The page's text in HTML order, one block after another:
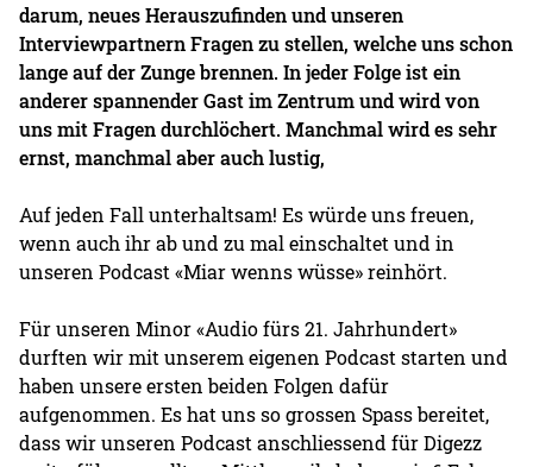
darum, neues Herauszufinden und unseren
Interviewpartnern Fragen zu stellen, welche uns schon
lange auf der Zunge brennen. In jeder Folge ist ein
anderer spannender Gast im Zentrum und wird von
uns mit Fragen durchlöchert. Manchmal wird es sehr
ernst, manchmal aber auch lustig,
Auf jeden Fall unterhaltsam! Es würde uns freuen,
wenn auch ihr ab und zu mal einschaltet und in
unseren Podcast «Miar wenns wüsse» reinhört.
Für unseren Minor «Audio fürs 21. Jahrhundert»
durften wir mit unserem eigenen Podcast starten und
haben unsere ersten beiden Folgen dafür
aufgenommen. Es hat uns so grossen Spass bereitet,
dass wir unseren Podcast anschliessend für Digezz